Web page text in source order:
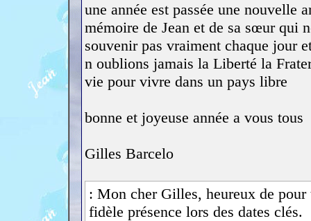
une année est passée une nouvelle
mémoire de Jean et de sa sœur qui
souvenir pas vraiment chaque jour
n oublions jamais la Liberté la
vie pour vivre dans un pays libre
bonne et joyeuse année a vous tous
Gilles Barcelo
: Mon cher Gilles, heureux de
fidèle présence lors des dates clés.